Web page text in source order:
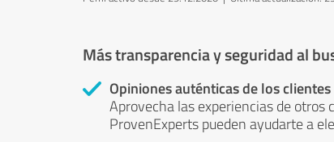
Más transparencia y seguridad al
Opiniones auténticas de los clientes
Aprovecha las experiencias de
ProvenExperts pueden ayudarte a